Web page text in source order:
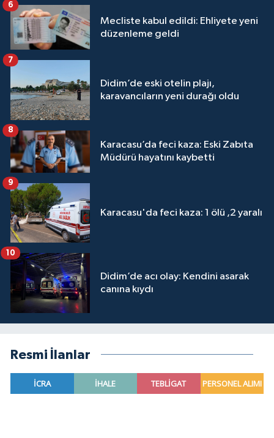
Mecliste kabul edildi: Ehliyete yeni
düzenleme geldi
6
Didim’de eski otelin plajı,
karavancıların yeni durağı oldu
7
Karacasu’da feci kaza: Eski Zabıta
Müdürü hayatını kaybetti
8
Karacasu'da feci kaza: 1 ölü ,2 yaralı
9
Didim’de acı olay: Kendini asarak
canına kıydı
10
Resmi İlanlar